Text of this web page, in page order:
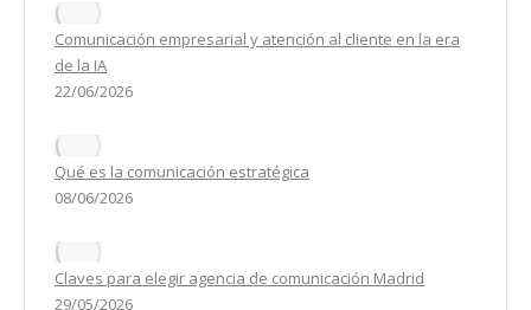
Comunicación empresarial y atención al cliente en la era
de la IA
22/06/2026
Qué es la comunicación estratégica
08/06/2026
Claves para elegir agencia de comunicación Madrid
29/05/2026